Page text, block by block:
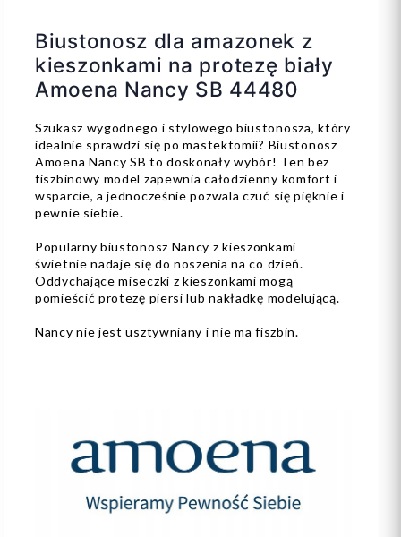
Biustonosz dla amazonek z
kieszonkami na protezę biały
Amoena Nancy SB 44480
Szukasz wygodnego i stylowego biustonosza, który
idealnie sprawdzi się po mastektomii? Biustonosz
Amoena Nancy SB to doskonały wybór! Ten bez
fiszbinowy model zapewnia całodzienny komfort i
wsparcie, a jednocześnie pozwala czuć się pięknie i
pewnie siebie.
Popularny biustonosz Nancy z kieszonkami
świetnie nadaje się do noszenia na co dzień.
Oddychające miseczki z kieszonkami mogą
pomieścić protezę piersi lub nakładkę modelującą.
Nancy nie jest usztywniany i nie ma fiszbin.